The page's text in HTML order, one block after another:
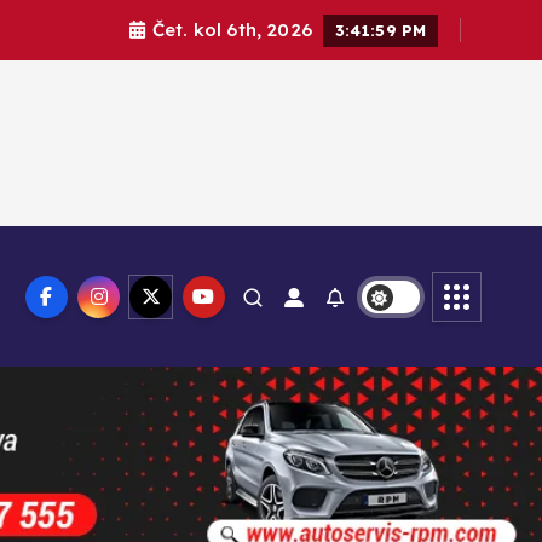
Čet. kol 6th, 2026 3:42:01 PM